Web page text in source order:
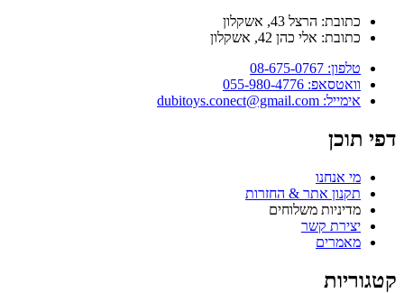
כתובת: הרצל 43, אשקלון
כתובת: אלי כהן 42, אשקלון
טלפון: 08-675-0767
וואטסאפ: 055-980-4776
אימייל: dubitoys.conect@gmail.com
תוכן
מי אנחנו
תקנון אתר & החזרות
מדיניות משלוחים
יצירת קשר
מאמרים